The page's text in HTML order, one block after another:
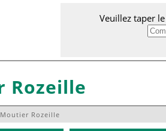
Veuillez taper
Rozeille
Rozeille